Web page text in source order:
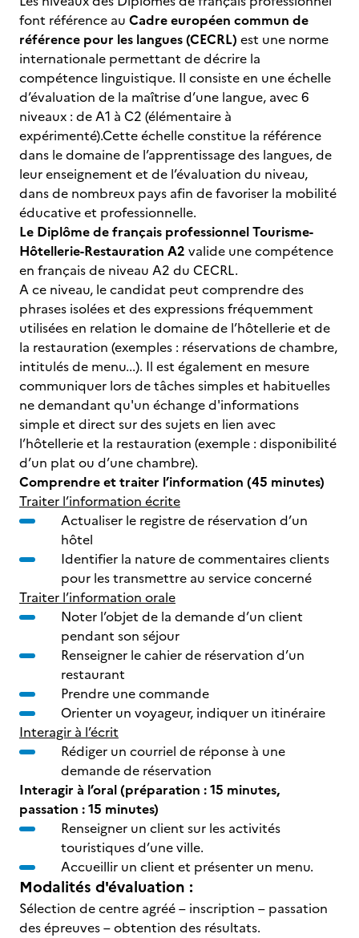
font référence au Cadre européen commun de
référence pour les langues (CECRL) est une norme
internationale permettant de décrire la
compétence linguistique. Il consiste en une échelle
d’évaluation de la maîtrise d’une langue, avec 6
niveaux : de A1 à C2 (élémentaire à
expérimenté).Cette échelle constitue la référence
dans le domaine de l’apprentissage des langues, de
leur enseignement et de l’évaluation du niveau,
dans de nombreux pays afin de favoriser la mobilité
éducative et professionnelle.
Le Diplôme de français professionnel Tourisme-
Hôtellerie-Restauration A2 valide une compétence
en français de niveau A2 du CECRL.
A ce niveau, le candidat peut comprendre des
phrases isolées et des expressions fréquemment
utilisées en relation le domaine de l’hôtellerie et de
la restauration (exemples : réservations de chambre,
intitulés de menu...). Il est également en mesure
communiquer lors de tâches simples et habituelles
ne demandant qu'un échange d'informations
simple et direct sur des sujets en lien avec
l’hôtellerie et la restauration (exemple : disponibilité
d’un plat ou d’une chambre).
Comprendre et traiter l’information (45 minutes)
Traiter l’information écrite
Actualiser le registre de réservation d’un
hôtel
Identifier la nature de commentaires clients
pour les transmettre au service concerné
Traiter l’information orale
Noter l’objet de la demande d’un client
pendant son séjour
Renseigner le cahier de réservation d’un
restaurant
Prendre une commande
Orienter un voyageur, indiquer un itinéraire
Interagir à l’écrit
Rédiger un courriel de réponse à une
demande de réservation
Interagir à l’oral (préparation : 15 minutes,
passation : 15 minutes)
Renseigner un client sur les activités
touristiques d’une ville.
Accueillir un client et présenter un menu.
Modalités d'évaluation :
Sélection de centre agréé – inscription – passation
des épreuves – obtention des résultats.